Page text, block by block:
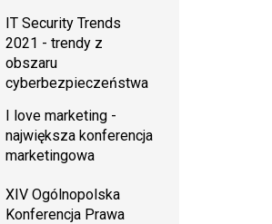
IT Security Trends
2021 - trendy z
obszaru
cyberbezpieczeństwa
I love marketing -
największa konferencja
marketingowa
XIV Ogólnopolska
Konferencja Prawa